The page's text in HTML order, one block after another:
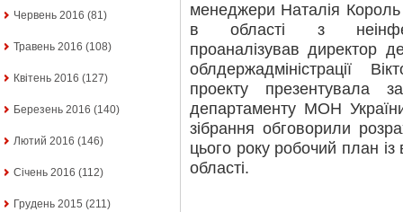
Червень 2016 (81)
Травень 2016 (108)
Квітень 2016 (127)
Березень 2016 (140)
Лютий 2016 (146)
Січень 2016 (112)
Грудень 2015 (211)
менеджери Наталія
в області з
проаналізував директор
облдержадміністрації
проекту презентувала
департаменту МОН
зібрання обговорили
цього року робочий план
області.